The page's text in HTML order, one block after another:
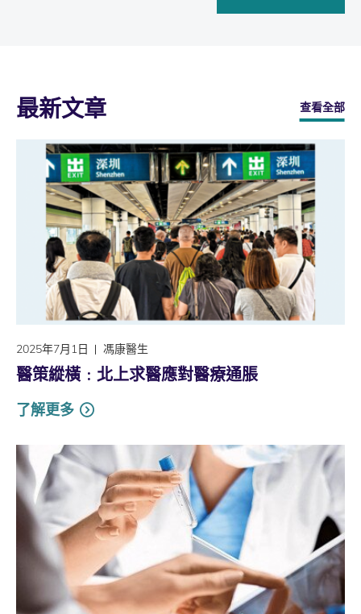
最新文章 查看全部
2025年7月1日 馮康醫生
醫策縱橫﹕北上求醫應對醫療通脹
了解更多